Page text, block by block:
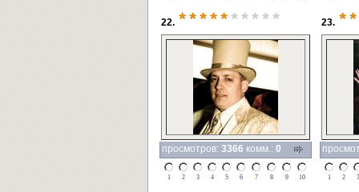
22. ***** *****
просмотров: 3366 комм.: 0
1 2 3 4 5 6 7 8 9 10
23.
1 2 3